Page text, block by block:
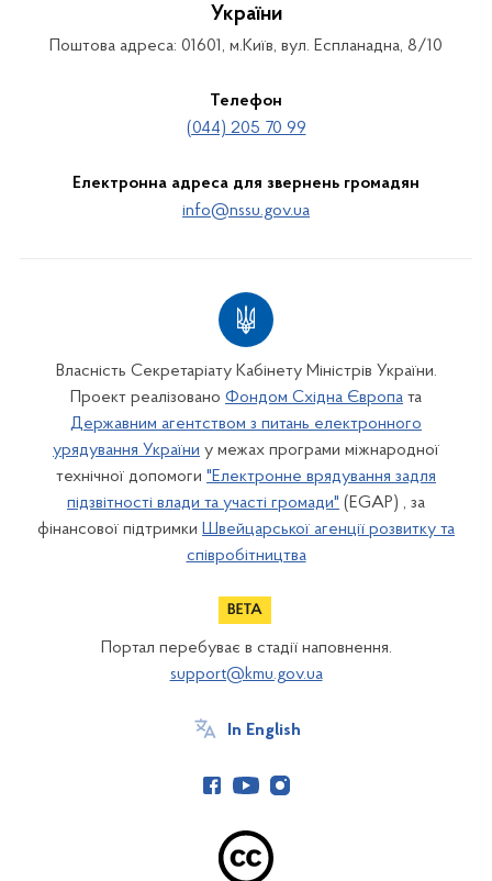
України
Поштова адреса: 01601, м.Київ, вул. Еспланадна, 8/10
Телефон
(044) 205 70 99
Електронна адреса для звернень громадян
info@nssu.gov.ua
Власність Секретаріату Кабінету Міністрів України.
Проект реалізовано Фондом Східна Європа та
Державним агентством з питань електронного
урядування України у межах програми міжнародної
технічної допомоги "Електронне врядування задля
підзвітності влади та участі громади" (EGAP) , за
фінансової підтримки Швейцарської агенції розвитку та
співробітництва
Портал перебуває в стадії наповнення.
support@kmu.gov.ua
In English